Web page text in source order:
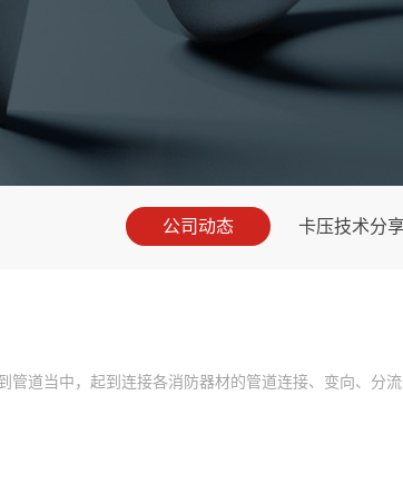
公司动态 卡压技术分
道当中，起到连接各消防器材的管道连接、变向、分